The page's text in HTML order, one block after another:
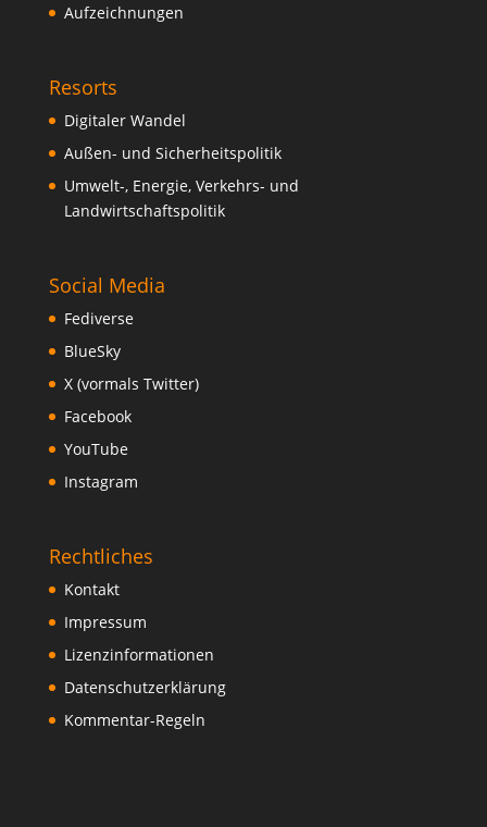
Aufzeichnungen
Resorts
Digitaler Wandel
Außen- und Sicherheitspolitik
Umwelt-, Energie, Verkehrs- und
Landwirtschaftspolitik
Social Media
Fediverse
BlueSky
X (vormals Twitter)
Facebook
YouTube
Instagram
Rechtliches
Kontakt
Impressum
Lizenzinformationen
Datenschutzerklärung
Kommentar-Regeln